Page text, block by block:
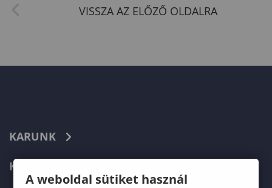
KARUNK
KÉPZÉSEK
A weboldal sütiket használ